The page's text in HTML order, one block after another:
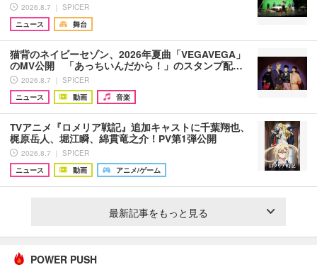
2026.8.7 ｜ SPICER
ニュース
舞台
猫背のネイビーセゾン、2026年夏曲「VEGAVEGA」
のMV公開 「あっちいんだから！」のスタンプ配…
2026.8.7 ｜ SPICER
ニュース
動画 音楽
TVアニメ『ロメリア戦記』追加キャストに千葉翔也、
梶原岳人、堀江瞬、綿貫竜之介！PV第1弾公開
2026.8.7 ｜ SPICER
ニュース
動画 アニメ/ゲーム
最新記事をもっと見る
POWER PUSH